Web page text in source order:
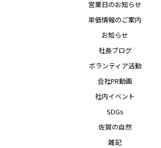
営業日のお知らせ
単価情報のご案内
お知らせ
社長ブログ
ボランティア活動
会社PR動画
社内イベント
SDGs
佐賀の自然
雑記